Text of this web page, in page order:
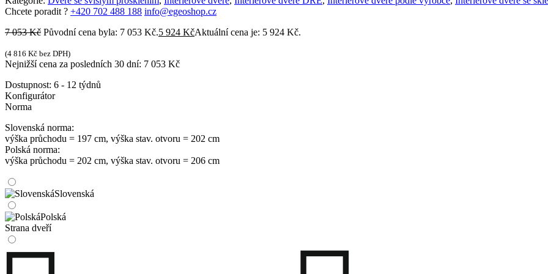
Chcete poradit ? +420 702 488 188 info@egeoshop.cz
7 053Kč Původní cena byla: 7 053 Kč.5 924 KčAktuální cena je: 5 924 Kč.
(4 816 Kč bez DPH)
Nejnižší cena za posledních 30 dní: 7 053 Kč
Dostupnost: 6 - 12 týdnů
Konfigurátor
Norma
Slovenská norma:
výška průchodu = 197 cm, výška stav. otvoru = 202 cm
Polská norma:
výška průchodu = 202 cm, výška stav. otvoru = 206 cm
Slovenská
Polská
Strana dveří